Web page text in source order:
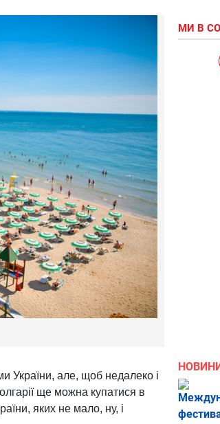
України, але, щоб недалеко і
ще можна купатися в
яких не мало, ну, і
МИ В